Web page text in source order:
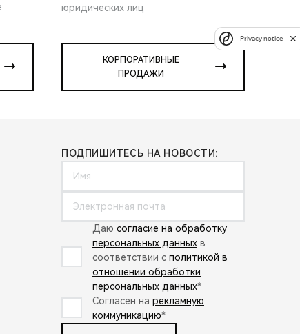
юридических лиц
КОРПОРАТИВНЫЕ
ПРОДАЖИ
ПОДПИШИТЕСЬ НА НОВОСТИ:
Даю согласие на обработку
персональных данных в
соответствии с политикой в
отношении обработки
персональных данных*
Согласен на рекламную
коммуникацию*
Privacy notice